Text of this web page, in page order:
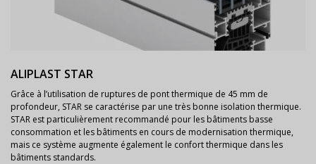
ALIPLAST STAR
Grâce à l’utilisation de ruptures de pont thermique de 45 mm de
profondeur, STAR se caractérise par une très bonne isolation thermique.
STAR est particulièrement recommandé pour les bâtiments basse
consommation et les bâtiments en cours de modernisation thermique,
mais ce système augmente également le confort thermique dans les
bâtiments standards.